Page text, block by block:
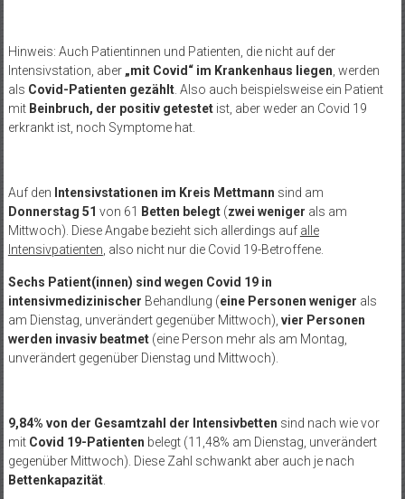
Hinweis: Auch Patientinnen und Patienten, die nicht auf der
Intensivstation, aber „mit Covid“ im Krankenhaus liegen , werden
als Covid-Patienten gezählt. Also auch beispielsweise ein Patient
mit Beinbruch, der positiv getestetist, aber weder an Covid 19
erkrankt ist, noch Symptome hat.
Auf den Intensivstationen im Kreis Mettmann sind am
Donnerstag 51 von 61 Betten belegt(zwei weniger als am
Mittwoch). Diese Angabe bezieht sich allerdings auf alle
Intensivpatienten , also nicht nur die Covid 19-Betroffene.
Sechs Patient(innen) sind wegen Covid 19 in
intensivmedizinischer Behandlung (eine Personen weniger als
am Dienstag, unverändert gegenüber Mittwoch), vier Personen
werden invasiv beatmet (eine Person mehr als am Montag,
unverändert gegenüber Dienstag und Mittwoch).
9,84% von der Gesamtzahl der Intensivbetten sind nach wie vor
mitCovid 19-Patienten belegt (11,48% am Dienstag, unverändert
gegenüber Mittwoch). Diese Zahl schwankt aber auch je nach
Bettenkapazität.